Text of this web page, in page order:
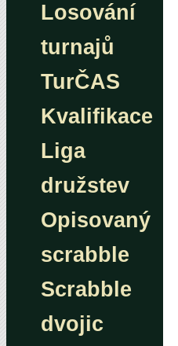
Losování
turnajů
TurČAS
Kvalifikace
Liga
družstev
Opisovaný
scrabble
Scrabble
dvojic